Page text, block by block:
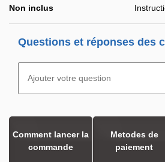
Non inclus
Questions et réponses des
Comment lancer la
commande
Metodes de
paiement